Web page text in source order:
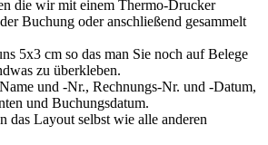
die wir mit einem Thermo-Drucker
Buchung oder anschließend gesammelt
5x3 cm so das man Sie noch auf Belege
zu überkleben.
und -Nr., Rechnungs-Nr. und -Datum,
und Buchungsdatum.
das Layout selbst wie alle anderen